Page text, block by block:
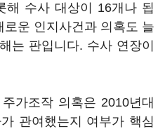
해 수사 대상이 16개나 됩
운 인지사건과 의혹도 늘
는 판입니다. 수사 연장이
가조작 의혹은 2010년대
관여했는지 여부가 핵심